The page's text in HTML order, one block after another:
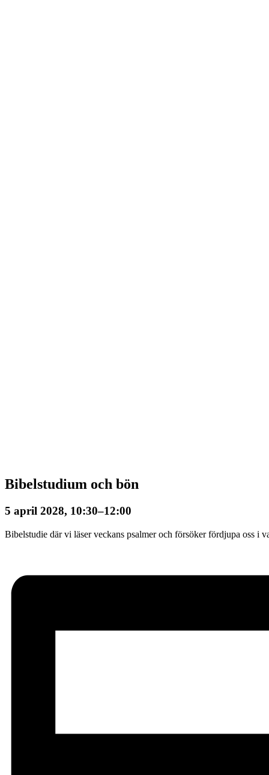
Bibelstudium och bön
5 april 2028, 10:30–12:00
Bibelstudie där vi läser veckans psalmer och försöker fördjupa oss i